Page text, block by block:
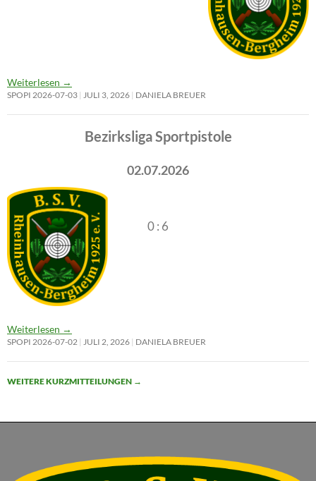
Weiterlesen →
SPOPI 2026-07-03 JULI 3, 2026 DANIELA BREUER
Bezirksliga Sportpistole
02.07.2026
0 : 6
Weiterlesen →
SPOPI 2026-07-02 JULI 2, 2026 DANIELA BREUER
WEITERE KURZMITTEILUNGEN →